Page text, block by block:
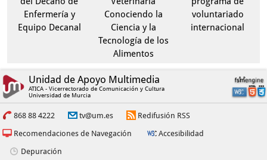
Enfermería y
Equipo Decanal
Conociendo la
Ciencia y la
Tecnología de los
Alimentos
voluntariado
internacional
Unidad de Apoyo Multimedia
ATICA - Vicerrectorado de Comunicación y Cultura
Universidad de Murcia
868 88 4222 tv@um.es
Redifusión RSS
Recomendaciones de Navegación
Accesibilidad
Depuración